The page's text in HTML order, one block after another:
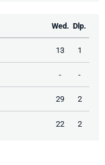
Wed. Dlp.
13 1
- -
29 2
22 2